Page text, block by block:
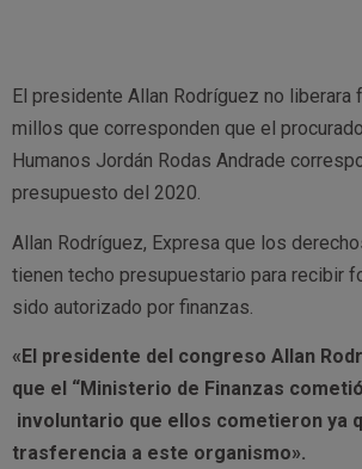
El presidente Allan Rodríguez no
millos que corresponden que el
Humanos Jordán Rodas Andrade
presupuesto del 2020.
Allan Rodríguez, Expresa que los
tienen techo presupuestario para recibir
sido autorizado por finanzas.
«El presidente del congreso Allan
que el “Ministerio de Finanzas
involuntario que ellos cometieron ya
trasferencia a este organismo».